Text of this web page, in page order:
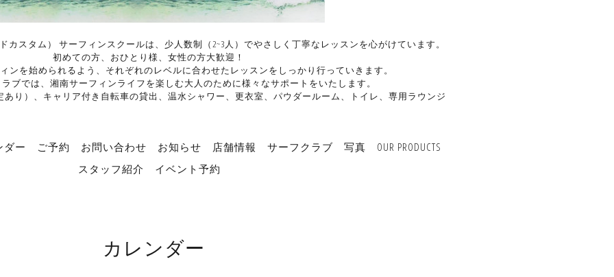
カスタム） サーフィンスクールは、少人数制（2~3人）でやさしく丁寧なレッスンを心がけています。
初めての方、おひとり様、女性の方大歓迎！
ンを始められるよう、それぞれのレベルに合わせたレッスンをしっかり行っていきます。
ラブでは、湘南サーフィンライフを楽しむ大人のために様々なサポートをいたします。
り）、キャリア付き自転車の貸出、温水シャワー、更衣室、パウダールーム、トイレ、専用ラウンジ
ダー ご予約 お問い合わせ お知らせ 店舗情報 サーフクラブ 写真
OUR PRODUCTS
スタッフ紹介
イベント予約
カレンダー